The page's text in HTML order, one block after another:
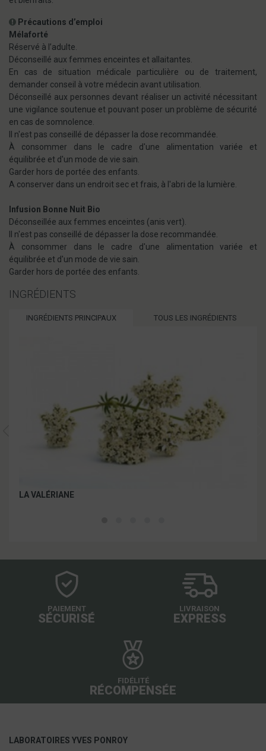
Précautions d’emploi
Mélaforté
Réservé à l’adulte.
Déconseillé aux femmes enceintes et allaitantes.
En cas de situation médicale particulière ou de traitement,
demander conseil à votre médecin avant utilisation.
Déconseillé aux personnes devant réaliser un activité nécessitant
une vigilance soutenue et pouvant poser un problème de sécurité
en cas de somnolence.
Il n'est pas conseillé de dépasser la dose recommandée.
À consommer dans le cadre d'une alimentation variée et
équilibrée et d'un mode de vie sain.
Garder hors de portée des enfants.
A conserver dans un endroit sec et frais, à l'abri de la lumière.
Infusion Bonne Nuit Bio
Déconseillée aux femmes enceintes (anis vert).
Il n'est pas conseillé de dépasser la dose recommandée.
À consommer dans le cadre d'une alimentation variée et
équilibrée et d'un mode de vie sain.
Garder hors de portée des enfants.
INGRÉDIENTS
INGRÉDIENTS PRINCIPAUX TOUS LES INGRÉDIENTS
LA VALÉRIANE
PAIEMENT
SÉCURISÉ
LIVRAISON
EXPRESS
FIDÉLITÉ
RÉCOMPENSÉE
LABORATOIRES YVES PONROY